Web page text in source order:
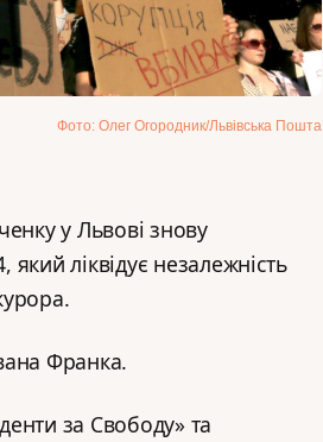
Фото: Олег Огородник/Львівська Пошта
у Львові знову
ліквідує незалежність
Франка.
за Свободу» та